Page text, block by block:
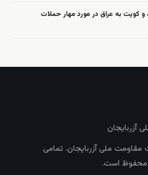
و کویت به عراق در مورد مهار حملات
آزربایجان
ملی آزربایجان. تمامی
محفوظ است.